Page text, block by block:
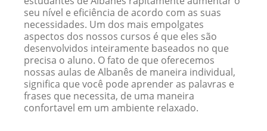
seu nível e eficiência de acordo com as suas
necessidades. Um dos mais empolgates
aspectos dos nossos cursos é que eles são
desenvolvidos inteiramente baseados no que
precisa o aluno. O fato de que oferecemos
nossas aulas de Albanês de maneira individual,
significa que você pode aprender as palavras e
frases que necessita, de uma maneira
confortavel em um ambiente relaxado.